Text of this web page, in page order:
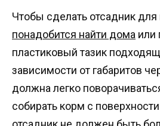
Чтобы сделать отсадник
понадобится найти дома или
пластиковый тазик
зависимости от габаритов
должна легко
собирать корм с